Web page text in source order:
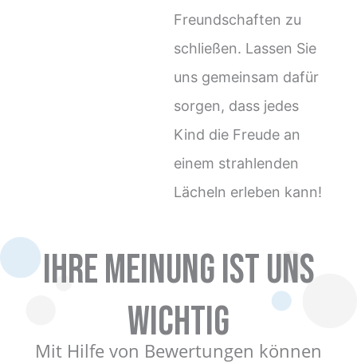
Freundschaften zu
schließen. Lassen Sie
uns gemeinsam dafür
sorgen, dass jedes
Kind die Freude an
einem strahlenden
Lächeln erleben kann!
Ihre Meinung ist uns
wichtig
Mit Hilfe von Bewertungen können